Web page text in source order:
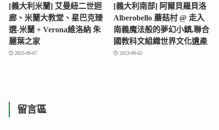
[義大利米蘭] 艾曼紐二世迴
廊、米蘭大教堂、星巴克臻
選-米蘭 + Verona維洛納 朱
麗葉之家
2023-09-07
[義大利南部] 阿爾貝羅貝洛
Alberobello 蘑菇村 @ 走入
南義魔法般的夢幻小鎮,聯合
國教科文組織世界文化遺產
2023-09-02
留言區